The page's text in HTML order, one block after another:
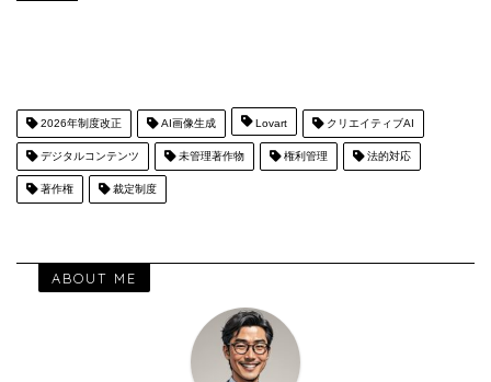
2026年制度改正 AI画像生成 Lovart クリエイティブAI
デジタルコンテンツ 未管理著作物 権利管理 法的対応
著作権 裁定制度
ABOUT ME